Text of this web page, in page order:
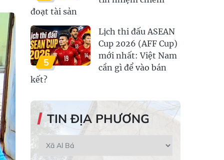
đoạt tài sản
5
Lịch thi đấu ASEAN
Cup 2026 (AFF Cup)
mới nhất: Việt Nam
cần gì để vào bán
kết?
TIN ĐỊA PHƯƠNG